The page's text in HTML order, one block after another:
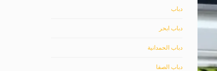
دباب
دباب ابحر
دباب الحمدانية
دباب الصفا